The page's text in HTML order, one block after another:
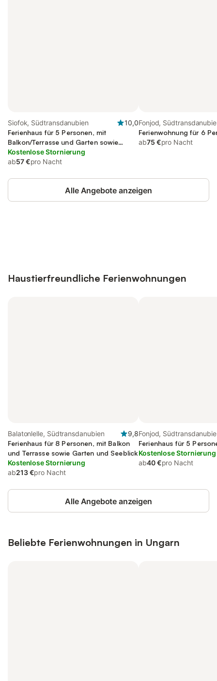
Siofok, Südtransdanubien
10,0
Ferienhaus für 5 Personen, mit
Balkon/Terrasse und Garten sowie
Ausblick
Kostenlose Stornierung
ab57 €pro Nacht
Fonjod,
Ferienwohnung für 6
ab75 €pro Nacht
Alle Angebote anzeigen
Haustierfreundliche Ferienwohnungen
Balatonlelle, Südtransdanubien
9,8
Ferienhaus für 8 Personen, mit Balkon
und Terrasse sowie Garten und Seeblick
Kostenlose Stornierung
ab213 €pro Nacht
Fonjod,
Ferienhaus für 5
Kostenlose Stornierung
ab40 €pro Nacht
Alle Angebote anzeigen
Beliebte Ferienwohnungen in Ungarn